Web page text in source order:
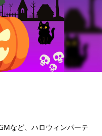
など、ハロウィンパーテ